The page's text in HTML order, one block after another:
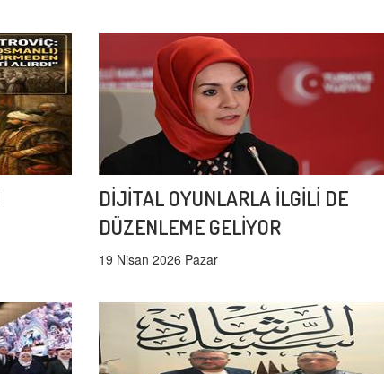
DİJİTAL OYUNLARLA İLGİLİ DE
DÜZENLEME GELİYOR
19 Nisan 2026 Pazar